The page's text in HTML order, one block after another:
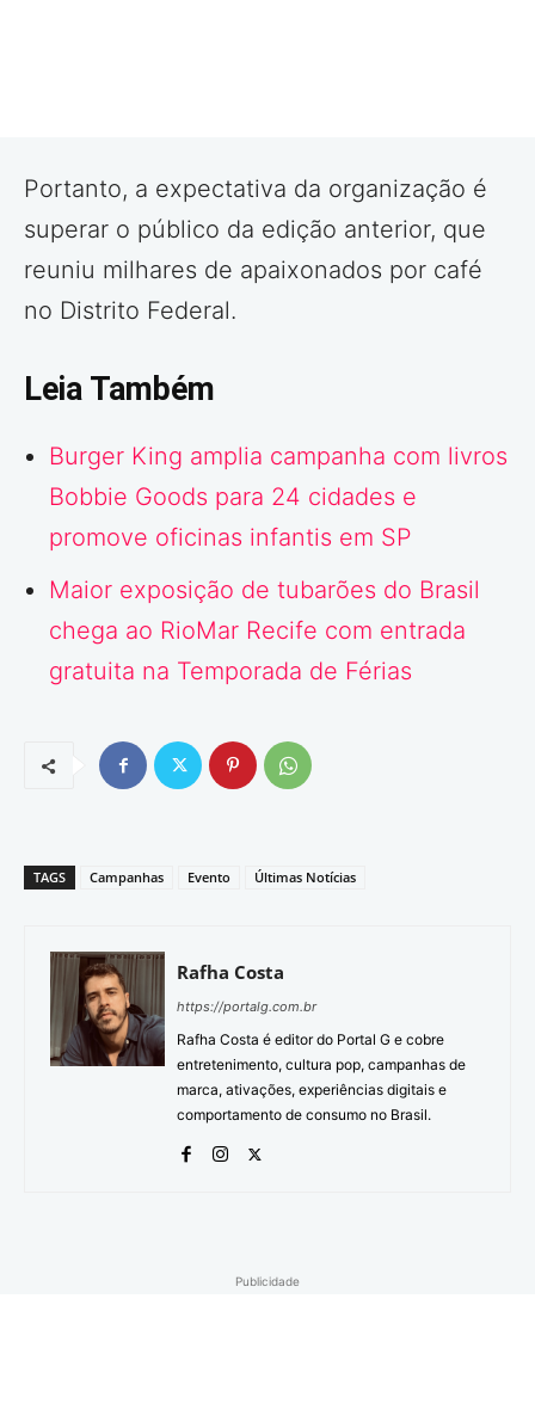
Portanto, a expectativa da organização é
superar o público da edição anterior, que
reuniu milhares de apaixonados por café
no Distrito Federal.
Leia Também
Burger King amplia campanha com livros
Bobbie Goods para 24 cidades e
promove oficinas infantis em SP
Maior exposição de tubarões do Brasil
chega ao RioMar Recife com entrada
gratuita na Temporada de Férias
TAGS Campanhas Evento Últimas Notícias
Rafha Costa
https://portalg.com.br
Rafha Costa é editor do Portal G e cobre
entretenimento, cultura pop, campanhas de
marca, ativações, experiências digitais e
comportamento de consumo no Brasil.
Publicidade